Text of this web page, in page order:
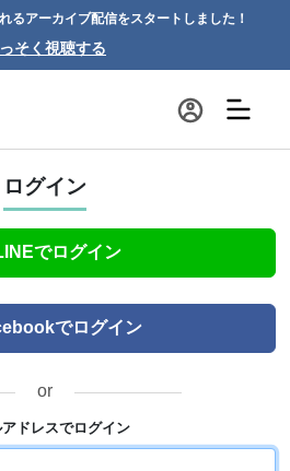
るアーカイブ配信をスタートしました！
そく視聴する
ログイン
でログイン
でログイン
or
ドレスでログイン